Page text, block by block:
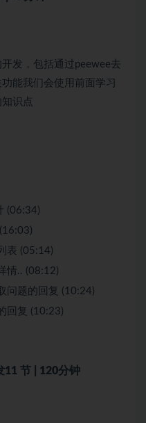
发，包括通过peewee去
能我们会使用前面学习
识点
(06:34)
表 (05:14)
情.. (08:12)
问题的回复 (10:24)
回复 (10:23)
11 节 | 120分钟